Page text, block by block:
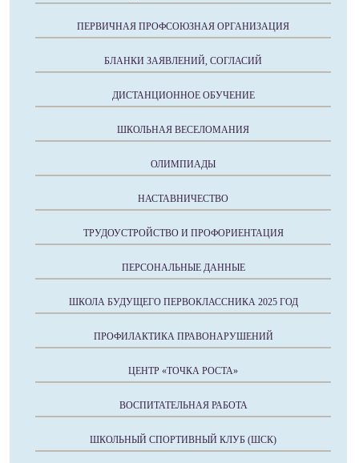
ПЕРВИЧНАЯ ПРОФСОЮЗНАЯ ОРГАНИЗАЦИЯ
БЛАНКИ ЗАЯВЛЕНИЙ, СОГЛАСИЙ
ДИСТАНЦИОННОЕ ОБУЧЕНИЕ
ШКОЛЬНАЯ ВЕСЕЛОМАНИЯ
ОЛИМПИАДЫ
НАСТАВНИЧЕСТВО
ТРУДОУСТРОЙСТВО И ПРОФОРИЕНТАЦИЯ
ПЕРСОНАЛЬНЫЕ ДАННЫЕ
ШКОЛА БУДУЩЕГО ПЕРВОКЛАССНИКА 2025 ГОД
ПРОФИЛАКТИКА ПРАВОНАРУШЕНИЙ
ЦЕНТР «ТОЧКА РОСТА»
ВОСПИТАТЕЛЬНАЯ РАБОТА
ШКОЛЬНЫЙ СПОРТИВНЫЙ КЛУБ (ШСК)